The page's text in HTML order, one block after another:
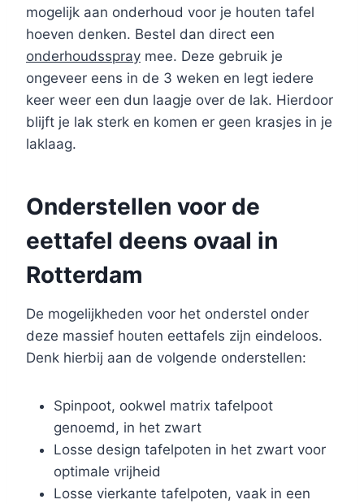
mogelijk aan onderhoud voor je houten tafel
hoeven denken. Bestel dan direct een
onderhoudsspray mee. Deze gebruik je
ongeveer eens in de 3 weken en legt iedere
keer weer een dun laagje over de lak. Hierdoor
blijft je lak sterk en komen er geen krasjes in je
laklaag.
Onderstellen voor de
eettafel deens ovaal in
Rotterdam
De mogelijkheden voor het onderstel onder
deze massief houten eettafels zijn eindeloos.
Denk hierbij aan de volgende onderstellen:
Spinpoot, ookwel matrix tafelpoot
genoemd, in het zwart
Losse design tafelpoten in het zwart voor
optimale vrijheid
Losse vierkante tafelpoten, vaak in een